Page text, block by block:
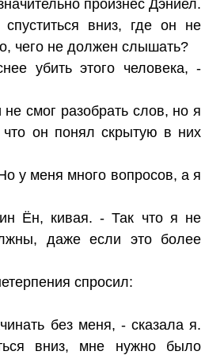
произнёс Дэниел.
вниз, где он не
чего не должен слышать?
убить этого человека, -
смог разобрать слов, но я
он понял скрытую в них
у меня много вопросов, а я
Ён, кивая. - Так что я не
даже если это более
спросил:
без меня, - сказала я.
вниз, мне нужно было